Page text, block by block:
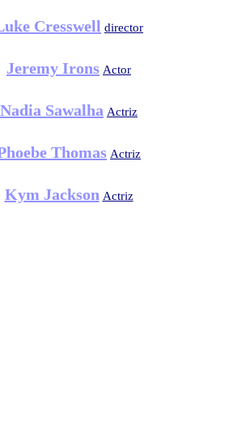
Cresswell director
Jeremy Irons Actor
Nadia Sawalha Actriz
Thomas Actriz
Kym Jackson Actriz